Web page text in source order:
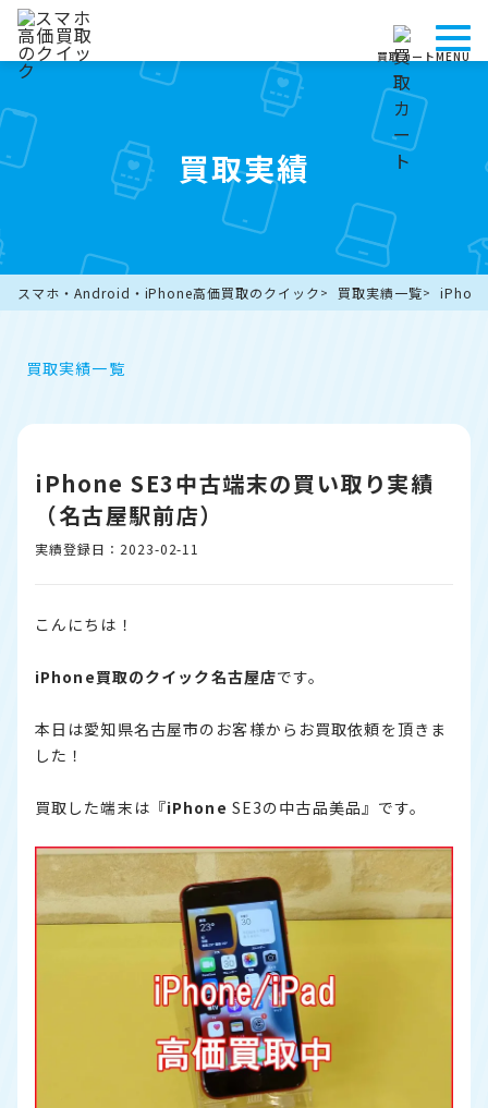
買取カートMENU
買取実績
スマホ・Android・iPhone高価買取のクイック 買取実績一覧
買取実績一覧
iPhone SE3中古端末の買い取り実績
（名古屋駅前店）
実績登録日：2023-02-11
こんにちは！
iPhone買取のクイック名古屋店です。
本日は愛知県名古屋市のお客様からお買取依頼を頂きま
した！
買取した端末は『iPhone SE3の中古品美品』です。